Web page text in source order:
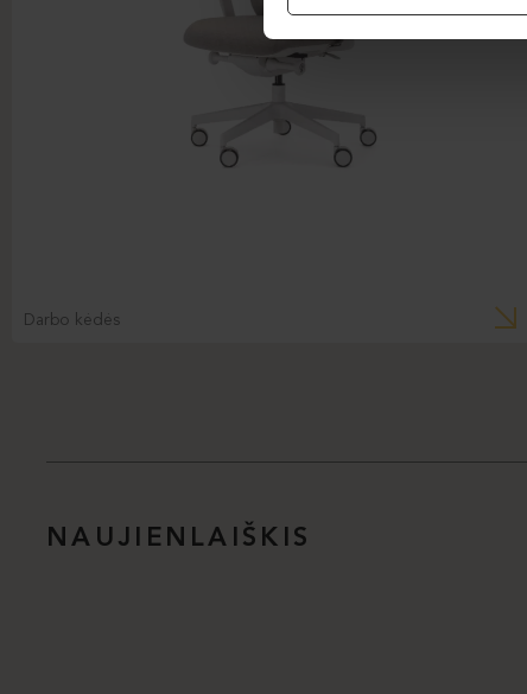
Darbo kėdės
NAUJIENLAIŠKIS